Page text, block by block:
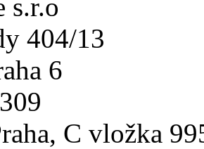
s.r.o
404/13
6
C vložka